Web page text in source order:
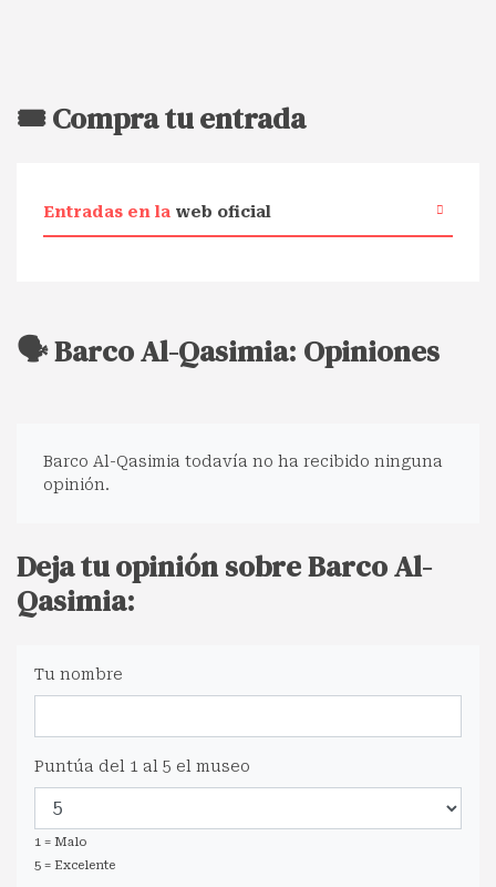
🎟️ Compra tu entrada
Entradas en la web oficial
🗣️ Barco Al-Qasimia: Opiniones
Barco Al-Qasimia todavía no ha recibido ninguna
opinión.
Deja tu opinión sobre Barco Al-
Qasimia:
Tu nombre
Puntúa del 1 al 5 el museo
1 = Malo
5 = Excelente